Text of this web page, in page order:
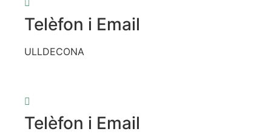
Telèfon i Email
ULLDECONA
Telèfon i Email